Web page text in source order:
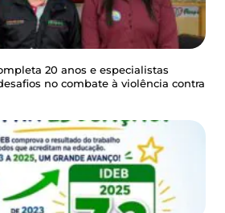
20 anos e especialistas
no combate à violência contra